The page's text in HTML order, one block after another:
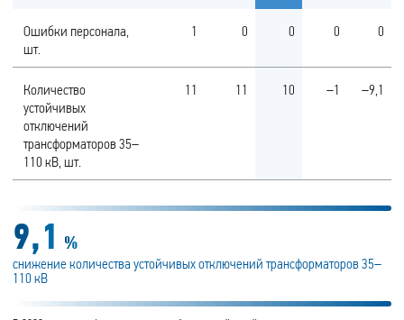
Ошибки персонала,
шт.
1 0 0 0 0
Количество
устойчивых
отключений
трансформаторов 35–
110 кВ, шт.
11 11 10 –1 –9,1
9,1 %
снижение количества устойчивых отключений трансформаторов 35–
110 кВ